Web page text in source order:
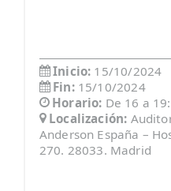
Inicio: 15/10/2024
Fin: 15/10/2024
Horario: De 16 a
Localización:
Anderson España –
270. 28033. Madrid